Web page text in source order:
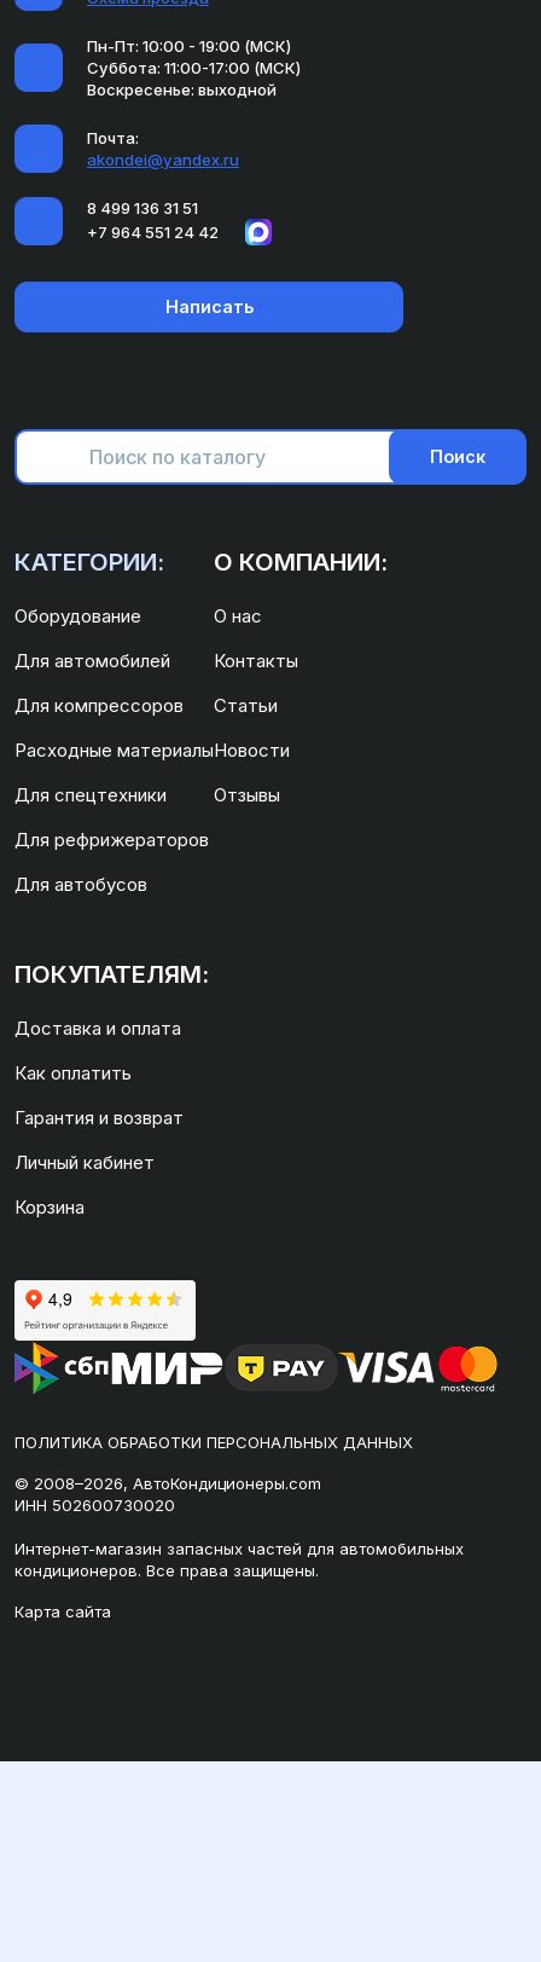
Пн-Пт: 10:00 - 19:00 (МСК)
Суббота: 11:00-17:00 (МСК)
Воскресенье: выходной
Почта:
akondei@yandex.ru
8 499 136 31 51
+7 964 551 24 42
Написать
Поиск
КАТЕГОРИИ:
Оборудование
Для автомобилей
Для компрессоров
Расходные материалы
Для спецтехники
Для рефрижераторов
Для автобусов
О КОМПАНИИ:
О нас
Контакты
Статьи
Новости
Отзывы
ПОКУПАТЕЛЯМ:
Доставка и оплата
Как оплатить
Гарантия и возврат
Личный кабинет
Корзина
ПОЛИТИКА ОБРАБОТКИ ПЕРСОНАЛЬНЫХ ДАННЫХ
© 2008–2026, АвтоКондиционеры.com
ИНН 502600730020
Интернет-магазин запасных частей для автомобильных
кондиционеров. Все права защищены.
Карта сайта